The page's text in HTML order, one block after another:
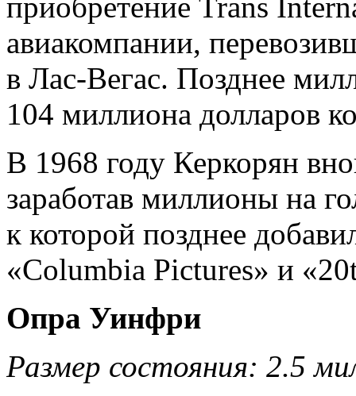
авиакомпании,
в Лас-Вегас. Позднее
104 миллиона долларов
В 1968 году Керкорян
заработав миллионы на
к которой позднее
«Columbia Pictures» и
Опра Уинфри
Размер состояния: 2.5